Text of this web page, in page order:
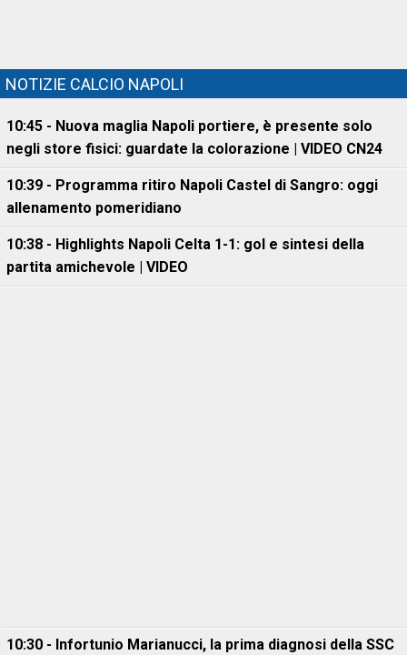
NOTIZIE CALCIO NAPOLI
10:45 - Nuova maglia Napoli portiere, è presente solo
negli store fisici: guardate la colorazione | VIDEO CN24
10:39 - Programma ritiro Napoli Castel di Sangro: oggi
allenamento pomeridiano
10:38 - Highlights Napoli Celta 1-1: gol e sintesi della
partita amichevole | VIDEO
10:30 - Infortunio Marianucci, la prima diagnosi della SSC